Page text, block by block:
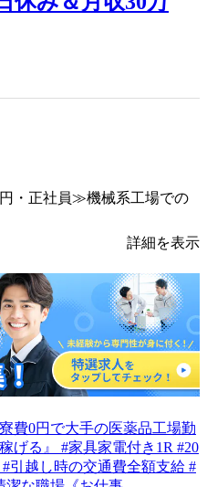
・正社員≫機械系工場での
詳細を表示